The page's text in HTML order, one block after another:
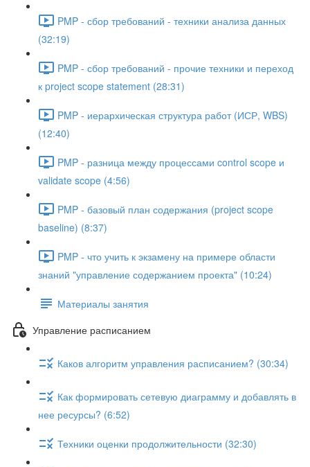
PMP - сбор требований - техники анализа данных
(32:19)
PMP - сбор требований - прочие техники и переход
к project scope statement (28:31)
PMP - иерархическая структура работ (ИСР, WBS)
(12:40)
PMP - разница между процессами control scope и
validate scope (4:56)
PMP - базовый план содержания (project scope
baseline) (8:37)
PMP - что учить к экзамену на примере области
знаний "управление содержанием проекта" (10:24)
Материалы занятия
Управление расписанием
Каков алгоритм управления расписанием? (30:34)
Как формировать сетевую диаграмму и добавлять в
нее ресурсы? (6:52)
Техники оценки продолжительности (32:30)